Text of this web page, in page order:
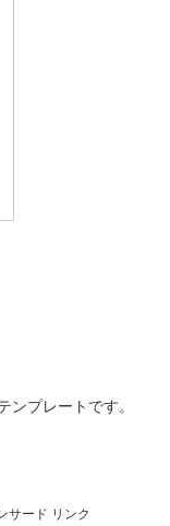
ンプレートです。
サード リンク